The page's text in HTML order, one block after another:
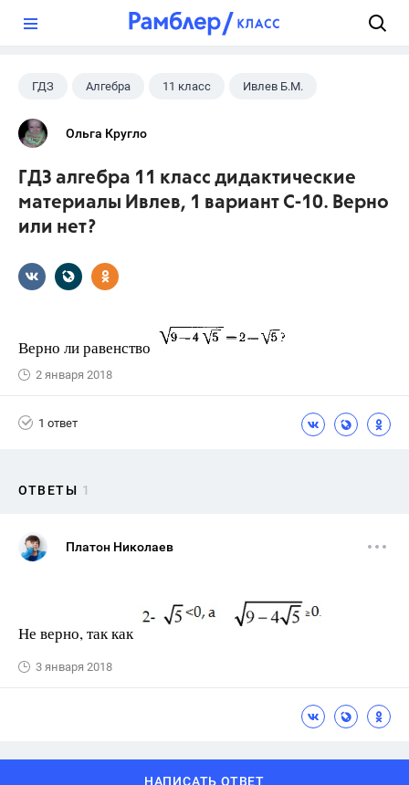
ГДЗ Алгебра 11 класс Ивлев Б.М.
Ольга Кругло
ГДЗ алгебра 11 класс дидактические
материалы Ивлев, 1 вариант С-10. Верно
или нет?
Верно ли равенство
2 января 2018
1 ответ
ОТВЕТЫ 1
Платон Николаев
Не верно, так как
3 января 2018
НАПИСАТЬ ОТВЕТ